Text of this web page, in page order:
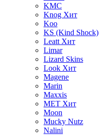
KMC
Knog Хит
Koo
KS (Kind Shock)
Leatt Хит
Limar
Lizard Skins
Look Хит
Magene
Marin
Maxxis
MET Хит
Moon
Mucky Nutz
Nalini